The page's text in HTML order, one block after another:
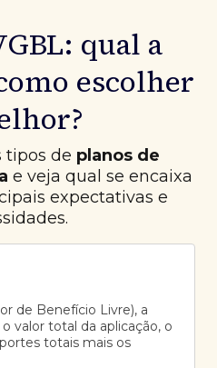
qual a
escolher
tipos de planos de
e veja qual se encaixa
expectativas e
de Benefício Livre), a
valor total da aplicação, o
totais mais os